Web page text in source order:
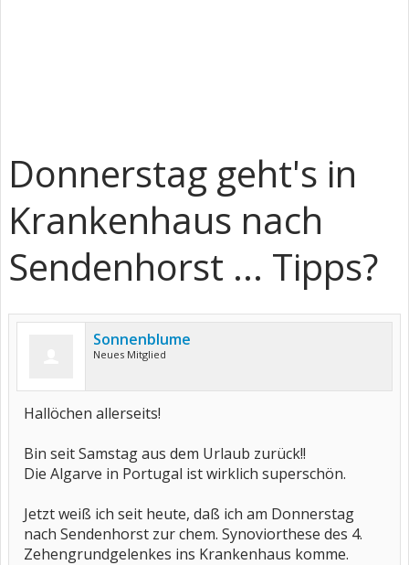
Donnerstag geht's in
Krankenhaus nach
Sendenhorst ... Tipps?
Sonnenblume
Neues Mitglied
Hallöchen allerseits!
Bin seit Samstag aus dem Urlaub zurück!!
Die Algarve in Portugal ist wirklich superschön.
Jetzt weiß ich seit heute, daß ich am Donnerstag
nach Sendenhorst zur chem. Synoviorthese des 4.
Zehengrundgelenkes ins Krankenhaus komme.